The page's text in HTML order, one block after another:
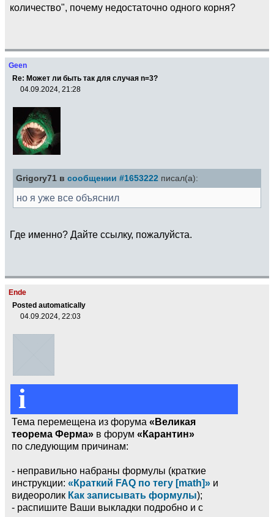
количество", почему недостаточно одного корня?
Geen
Re: Может ли быть так для случая n=3?
04.09.2024, 21:28
Grigory71 в сообщении #1653222 писал(а):
но я уже все объяснил
Где именно? Дайте ссылку, пожалуйста.
Ende
Posted automatically
04.09.2024, 22:03
i
Тема перемещена из форума «Великая
теорема Ферма» в форум «Карантин»
по следующим причинам:
- неправильно набраны формулы (краткие
инструкции: «Краткий FAQ по тегу [math]» и
видеоролик Как записывать формулы);
- распишите Ваши выкладки подробно и с